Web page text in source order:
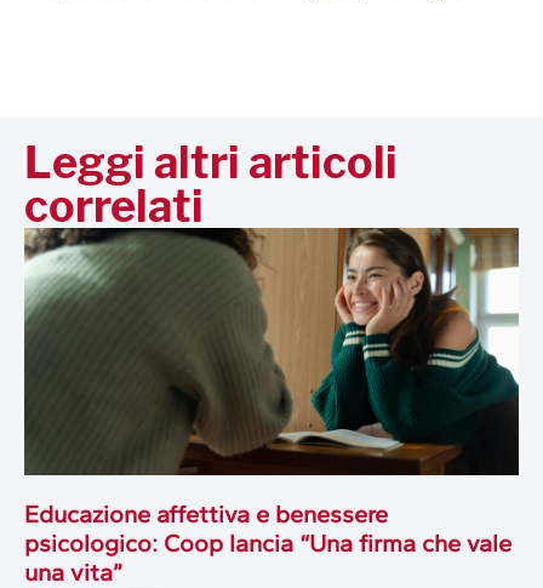
Leggi altri articoli
correlati
Educazione affettiva e benessere
psicologico: Coop lancia “Una firma che vale
una vita”